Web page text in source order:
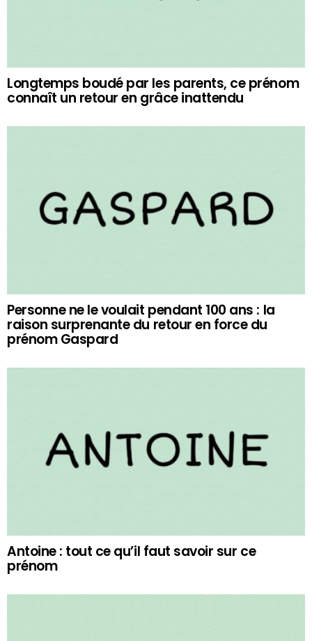
Longtemps boudé par les parents, ce prénom
connaît un retour en grâce inattendu
Personne ne le voulait pendant 100 ans : la
raison surprenante du retour en force du
prénom Gaspard
Antoine : tout ce qu’il faut savoir sur ce
prénom